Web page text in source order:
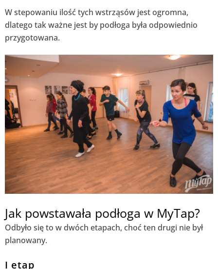
W stepowaniu ilość tych wstrząsów jest ogromna,
dlatego tak ważne jest by podłoga była odpowiednio
przygotowana.
Jak powstawała podłoga w MyTap?
Odbyło się to w dwóch etapach, choć ten drugi nie był
planowany.
I etap